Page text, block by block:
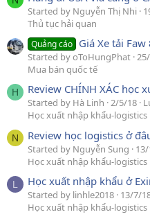
Started by Nguyễn Thị Nhi
Thủ tục hải quan
Quảng cáo Giá Xe tải
Started by oToHungPhat
Mua bán quốc tế
H Review CHÍNH XÁC học
Started by Hà Linh 2/5/18
Học xuất nhập khẩu-logistics
N Review học logistics ở
Started by Nguyễn Sung
Học xuất nhập khẩu-logistics
L Học xuất nhập khẩu ở
Started by linhle2018 13/7/
Học xuất nhập khẩu-logistics